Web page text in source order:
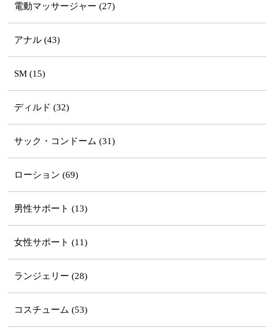
電動マッサージャー (27)
アナル (43)
SM (15)
ディルド (32)
サック・コンドーム (31)
ローション (69)
男性サポート (13)
女性サポート (11)
ランジェリー (28)
コスチューム (53)